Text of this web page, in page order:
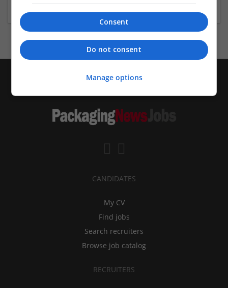
Free lunch
CANDIDATES
My CV
Find jobs
Search recruiters
Browse job catalog
RECRUITERS
Consent
Do not consent
Manage options